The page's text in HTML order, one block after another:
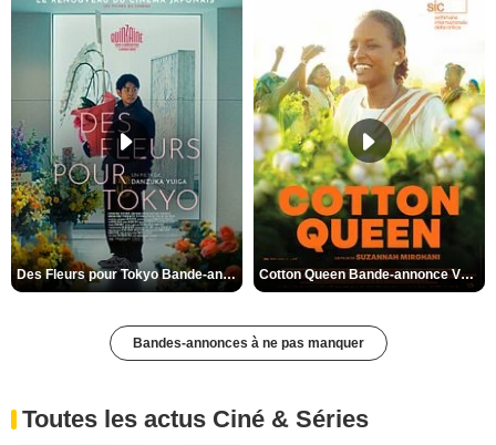
Des Fleurs pour Tokyo Bande-annonce VO STFR Cotton Queen Bande-annonce VO STFR
Bandes-annonces à ne pas manquer
Toutes les actus Ciné & Séries